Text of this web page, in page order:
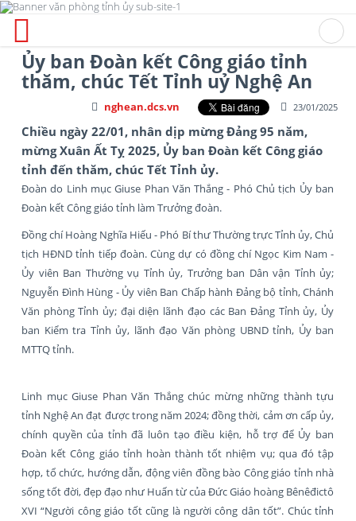
Ủy ban Đoàn kết Công giáo tỉnh
thăm, chúc Tết Tỉnh uỷ Nghệ An
23/01/2025
nghean.dcs.vn
Chiều ngày 22/01, nhân dịp mừng Đảng 95 năm,
mừng Xuân Ất Tỵ 2025, Ủy ban Đoàn kết Công giáo
tỉnh đến thăm, chúc Tết Tỉnh ủy.
Đoàn do Linh mục Giuse Phan Văn Thắng - Phó Chủ tịch Ủy ban
Đoàn kết Công giáo tỉnh làm Trưởng đoàn.
Đồng chí Hoàng Nghĩa Hiếu - Phó Bí thư Thường trực Tỉnh ủy, Chủ
tịch HĐND tỉnh tiếp đoàn. Cùng dự có đồng chí Ngọc Kim Nam -
Ủy viên Ban Thường vụ Tỉnh ủy, Trưởng ban Dân vận Tỉnh ủy;
Nguyễn Đình Hùng - Ủy viên Ban Chấp hành Đảng bộ tỉnh, Chánh
Văn phòng Tỉnh ủy; đại diện lãnh đạo các Ban Đảng Tỉnh ủy, Ủy
ban Kiểm tra Tỉnh ủy, lãnh đạo Văn phòng UBND tỉnh, Ủy ban
MTTQ tỉnh.
Linh mục Giuse Phan Văn Thắng chúc mừng những thành tựu
tỉnh Nghệ An đạt được trong năm 2024; đồng thời, cảm ơn cấp ủy,
chính quyền của tỉnh đã luôn tạo điều kiện, hỗ trợ để Ủy ban
Đoàn kết Công giáo tỉnh hoàn thành tốt nhiệm vụ; qua đó tập
hợp, tổ chức, hướng dẫn, động viên đồng bào Công giáo tỉnh nhà
sống tốt đời, đẹp đạo như Huấn từ của Đức Giáo hoàng Bênêđictô
XVI “Người công giáo tốt cũng là người công dân tốt”. Chúc tỉnh